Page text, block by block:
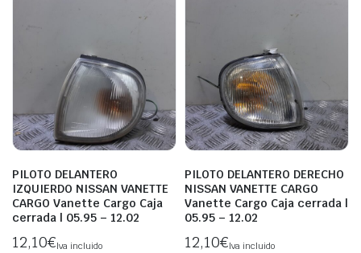
PILOTO DELANTERO
IZQUIERDO NISSAN VANETTE
CARGO Vanette Cargo Caja
cerrada | 05.95 – 12.02
12,10€Iva incluido
PILOTO DELANTERO DERECHO
NISSAN VANETTE CARGO
Vanette Cargo Caja cerrada |
05.95 – 12.02
12,10€Iva incluido